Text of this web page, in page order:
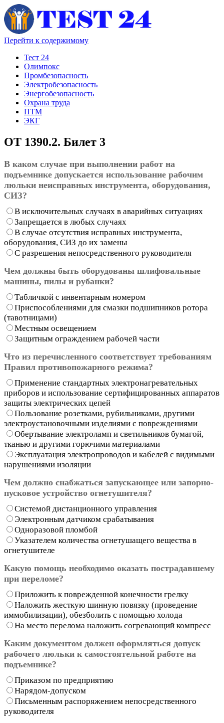
Перейти к содержимому
Тест 24
Олимпокс
Промбезопасность
Электробезопасность
Энергобезопасность
Охрана труда
ПТМ
ЭКГ
ОТ 1390.2. Билет 3
В каком случае при выполнении работ на
подъемнике допускается использование рабочим
люльки неисправных инструмента, оборудования,
СИЗ?
В исключительных случаях в аварийных ситуациях
Запрещается в любых случаях
В случае отсутствия исправных инструмента,
оборудования, СИЗ до их замены
С разрешения непосредственного руководителя
Чем должны быть оборудованы шлифовальные
машины, пилы и рубанки?
Табличкой с инвентарным номером
Приспособлениями для смазки подшипников ротора
(тавотницами)
Местным освещением
Защитным ограждением рабочей части
Что из перечисленного соответствует требованиям
Правил противопожарного режима?
Применение стандартных электронагревательных
приборов и использование сертифицированных аппаратов
защиты электрических цепей
Пользование розетками, рубильниками, другими
электроустановочными изделиями с повреждениями
Обертывание электроламп и светильников бумагой,
тканью и другими горючими материалами
Эксплуатация электропроводов и кабелей с видимыми
нарушениями изоляции
Чем должно снабжаться запускающее или запорно-
пусковое устройство огнетушителя?
Системой дистанционного управления
Электронным датчиком срабатывания
Одноразовой пломбой
Указателем количества огнетушащего вещества в
огнетушителе
Какую помощь необходимо оказать пострадавшему
при переломе?
Приложить к поврежденной конечности грелку
Наложить жесткую шинную повязку (проведение
иммобилизации), обезболить с помощью холода
На место перелома наложить согревающий компресс
Каким документом должен оформляться допуск
рабочего люльки к самостоятельной работе на
подъемнике?
Приказом по предприятию
Нарядом-допуском
Письменным распоряжением непосредственного
руководителя